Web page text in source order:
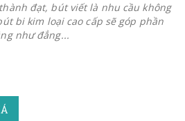
đạt, bút viết là nhu cầu không
bi kim loại cao cấp sẽ góp phần
như đẳng...